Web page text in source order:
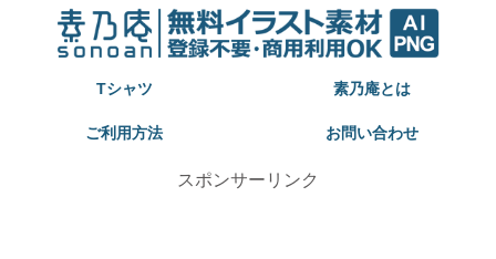
Tシャツ 素乃庵とは
ご利用方法 お問い合わせ
スポンサーリンク